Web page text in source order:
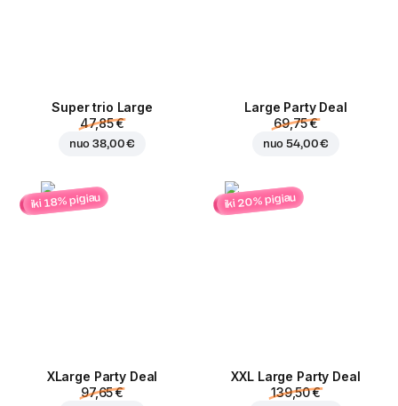
Super trio Large
47,85 €
nuo38,00 €
Large Party Deal
69,75 €
nuo54,00 €
iki 18% pigiau
ХLarge Party Deal
97,65 €
iki 20% pigiau
XXL Large Party Deal
139,50 €